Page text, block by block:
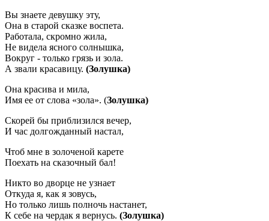
Вы знаете девушку эту,
Она в старой сказке воспета.
Работала, скромно жила,
Не видела ясного солнышка,
Вокруг - только грязь и зола.
А звали красавицу. (Золушка)
Она красива и мила,
Имя ее от слова «зола». (Золушка)
Скорей бы приблизился вечер,
И час долгожданный настал,
Чтоб мне в золоченой карете
Поехать на сказочный бал!
Никто во дворце не узнает
Откуда я, как я зовусь,
Но только лишь полночь настанет,
К себе на чердак я вернусь. (Золушка)